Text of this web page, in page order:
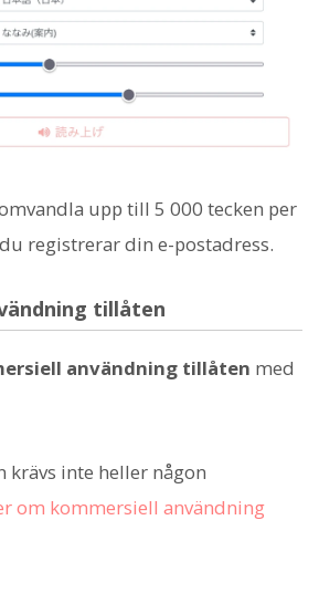
upp till 5 000 tecken per
registrerar din e-postadress.
tillåten
användning tillåten med
krävs inte heller någon
om kommersiell användning